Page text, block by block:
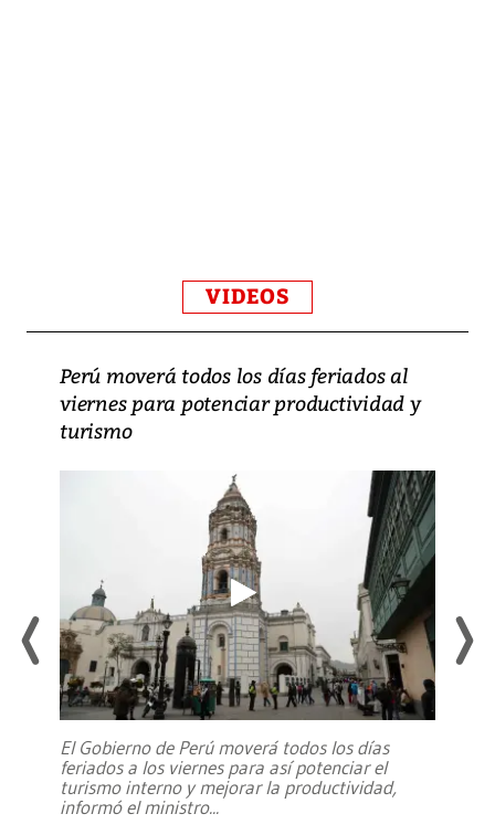
VIDEOS
Perú moverá todos los días feriados al
viernes para potenciar productividad y
turismo
El Gobierno de Perú moverá todos los días
feriados a los viernes para así potenciar el
turismo interno y mejorar la productividad,
informó el ministro...